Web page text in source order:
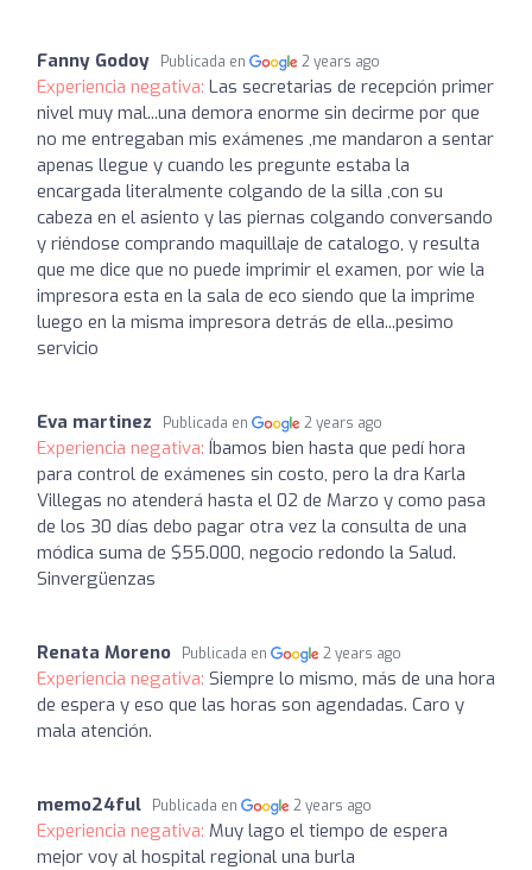
Fanny Godoy Publicada en 2 years ago
Experiencia negativa: Las secretarias de recepción primer
nivel muy mal...una demora enorme sin decirme por que
no me entregaban mis exámenes ,me mandaron a sentar
apenas llegue y cuando les pregunte estaba la
encargada literalmente colgando de la silla ,con su
cabeza en el asiento y las piernas colgando conversando
y riéndose comprando maquillaje de catalogo, y resulta
que me dice que no puede imprimir el examen, por wie la
impresora esta en la sala de eco siendo que la imprime
luego en la misma impresora detrás de ella...pesimo
servicio
Eva martinez Publicada en 2 years ago
Experiencia negativa: Íbamos bien hasta que pedí hora
para control de exámenes sin costo, pero la dra Karla
Villegas no atenderá hasta el 02 de Marzo y como pasa
de los 30 días debo pagar otra vez la consulta de una
módica suma de $55.000, negocio redondo la Salud.
Sinvergüenzas
Renata Moreno Publicada en 2 years ago
Experiencia negativa: Siempre lo mismo, más de una hora
de espera y eso que las horas son agendadas. Caro y
mala atención.
memo24ful Publicada en 2 years ago
Experiencia negativa: Muy lago el tiempo de espera
mejor voy al hospital regional una burla